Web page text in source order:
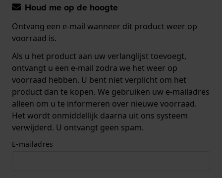
Houd me op de hoogte
Ontvang een e-mail wanneer dit product weer op
voorraad is.
Als u het product aan uw verlanglijst toevoegt,
ontvangt u een e-mail zodra we het weer op
voorraad hebben. U bent niet verplicht om het
product dan te kopen. We gebruiken uw e-mailadres
alleen om u te informeren over nieuwe voorraad.
Het wordt onmiddellijk daarna uit ons systeem
verwijderd. U ontvangt geen spam.
E-mailadres